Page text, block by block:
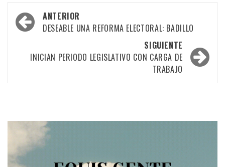
Navegación
por
entradas
ANTERIOR
DESEABLE UNA REFORMA ELECTORAL: BADILLO
SIGUIENTE
INICIAN PERIODO LEGISLATIVO CON CARGA DE
TRABAJO